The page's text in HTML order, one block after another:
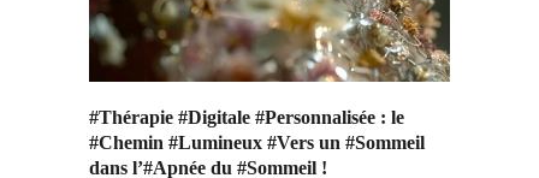
#Thérapie #Digitale #Personnalisée : le
#Chemin #Lumineux #Vers un #Sommeil
dans l’#Apnée du #Sommeil !